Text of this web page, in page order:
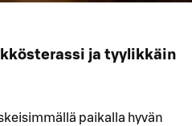
ja tyylikkäin
paikalla hyvän